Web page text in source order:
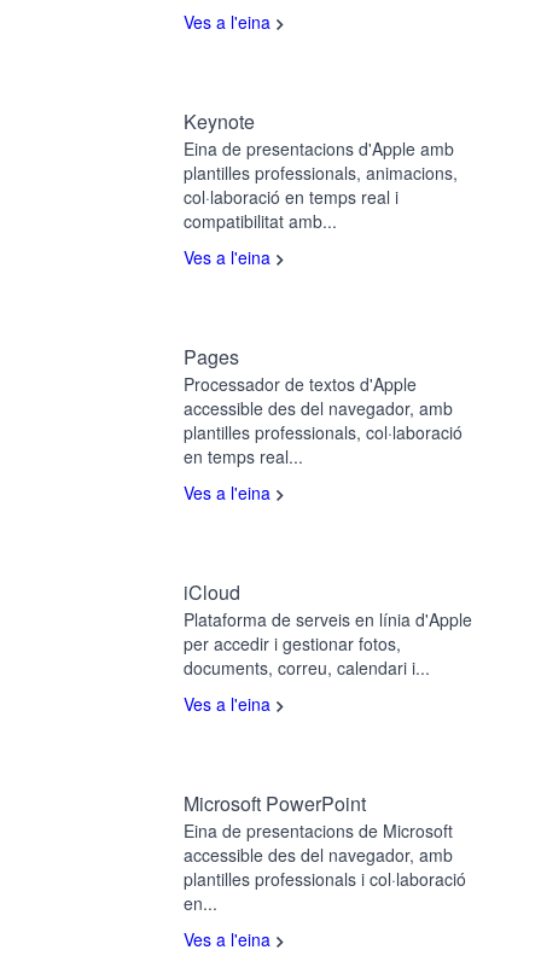
Ves a l'eina
Keynote
Eina de presentacions d'Apple amb
plantilles professionals, animacions,
col·laboració en temps real i
compatibilitat amb...
Ves a l'eina
Pages
Processador de textos d'Apple
accessible des del navegador, amb
plantilles professionals, col·laboració
en temps real...
Ves a l'eina
iCloud
Plataforma de serveis en línia d'Apple
per accedir i gestionar fotos,
documents, correu, calendari i...
Ves a l'eina
Microsoft PowerPoint
Eina de presentacions de Microsoft
accessible des del navegador, amb
plantilles professionals i col·laboració
en...
Ves a l'eina